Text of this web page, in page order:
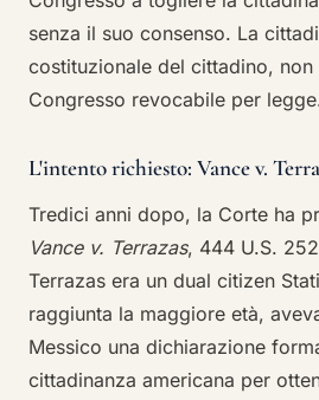
senza il suo consenso. La
costituzionale del cittadino, non
Congresso revocabile per
L'intento richiesto: Vance v.
Tredici anni dopo, la Corte ha
Vance v. Terrazas, 444 U.S.
Terrazas era un dual citizen
raggiunta la maggiore età,
Messico una dichiarazione
cittadinanza americana per